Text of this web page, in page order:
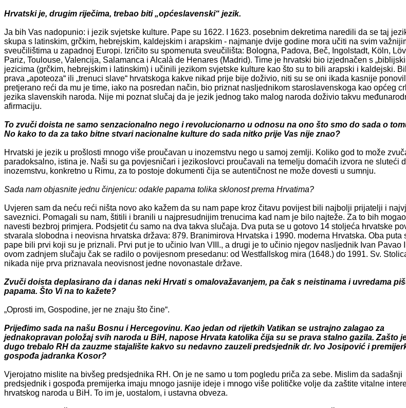
Hrvatski je, drugim riječima, trebao biti „općeslavenski“ jezik.
Ja bih Vas nadopunio: i jezik svjetske kulture. Pape su 1622. I 1623. posebnim dekretima naredili da se taj
skupa s latinskim, grčkim, hebrejskim, kaldejskim i arapskim - najmanje dvije godine mora učiti na svim
sveučilištima u zapadnoj Europi. Izričito su spomenuta sveučilišta: Bologna, Padova, Beč, Ingolstadt, Köln,
Pariz, Toulouse, Valencija, Salamanca i Alcalà de Henares (Madrid). Time je hrvatski bio izjednačen s
jezicima (grčkim, hebrejskim i latinskim) i učinili jezikom svjetske kulture kao što su to bili arapski i kaldejski.
prava „apoteoza“ ili „trenuci slave“ hrvatskoga kakve nikad prije bije doživio, niti su se oni ikada kasnije
pretjerano reći da mu je time, iako na posredan način, bio priznat nasljednikom staroslavenskoga kao općeg
jezika slavenskih naroda. Nije mi poznat slučaj da je jezik jednog tako malog naroda doživio takvu
afirmaciju.
To zvuči doista ne samo senzacionalno nego i revolucionarno u odnosu na ono što smo do sada o
No kako to da za tako bitne stvari nacionalne kulture do sada nitko prije Vas nije znao?
Hrvatski je jezik u prošlosti mnogo više proučavan u inozemstvu nego u samoj zemlji. Koliko god to može
paradoksalno, istina je. Naši su ga povjesničari i jezikoslovci proučavali na temelju domaćih izvora ne sluteći
inozemstvu, konkretno u Rimu, za to postoje dokumenti čija se autentičnost ne može dovesti u sumnju.
Sada nam objasnite jednu činjenicu: odakle papama tolika sklonost prema Hrvatima?
Uvjeren sam da neću reći ništa novo ako kažem da su nam pape kroz čitavu povijest bili najbolji prijatelji i
saveznici. Pomagali su nam, štitili i branili u najpresudnijim trenucima kad nam je bilo najteže. Za to bih mogao
navesti bezbroj primjera. Podsjetit ću samo na dva takva slučaja. Dva puta se u gotovo 14 stoljeća hrvatske
stvarala slobodna i neovisna hrvatska država: 879. Branimirova Hrvatska i 1990. moderna Hrvatska. Oba puta
pape bili prvi koji su je priznali. Prvi put je to učinio Ivan VIII., a drugi je to učinio njegov nasljednik Ivan Pavao
ovom zadnjem slučaju čak se radilo o povijesnom presedanu: od Westfallskog mira (1648.) do 1991. Sv.
nikada nije prva priznavala neovisnost jedne novonastale države.
Zvuči doista deplasirano da i danas neki Hrvati s omalovažavanjem, pa čak s neistinama i uvredama
papama. Što Vi na to kažete?
„Oprosti im, Gospodine, jer ne znaju što čine“.
Prijeđimo sada na našu Bosnu i Hercegovinu. Kao jedan od rijetkih Vatikan se ustrajno zalagao za
jednakopravan položaj svih naroda u BiH, napose Hrvata katolika čija su se prava stalno gazila. Zašto
dugo trebalo RH da zauzme stajalište kakvo su nedavno zauzeli predsjednik dr. Ivo Josipović i
gospođa jadranka Kosor?
Vjerojatno mislite na bivšeg predsjednika RH. On je ne samo u tom pogledu priča za sebe. Mislim da sadašnji
predsjednik i gospođa premijerka imaju mnogo jasnije ideje i mnogo više političke volje da zaštite vitalne
hrvatskog naroda u BiH. To im je, uostalom, i ustavna obveza.